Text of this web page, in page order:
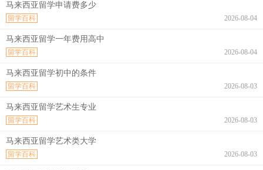
马来西亚留学申请费多少
2026-08-04
留学百科
马来西亚留学一年费用高中
2026-08-04
留学百科
马来西亚留学初中的条件
2026-08-03
留学百科
马来西亚留学艺术生专业
2026-08-03
留学百科
马来西亚留学艺术类大学
2026-08-03
留学百科